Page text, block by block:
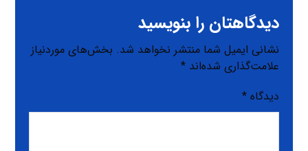
دیدگاهتان را بنویسید
نشانی ایمیل شما منتشر نخواهد شد. بخش‌های موردنیاز
علامت‌گذاری شده‌اند*
دیدگاه*